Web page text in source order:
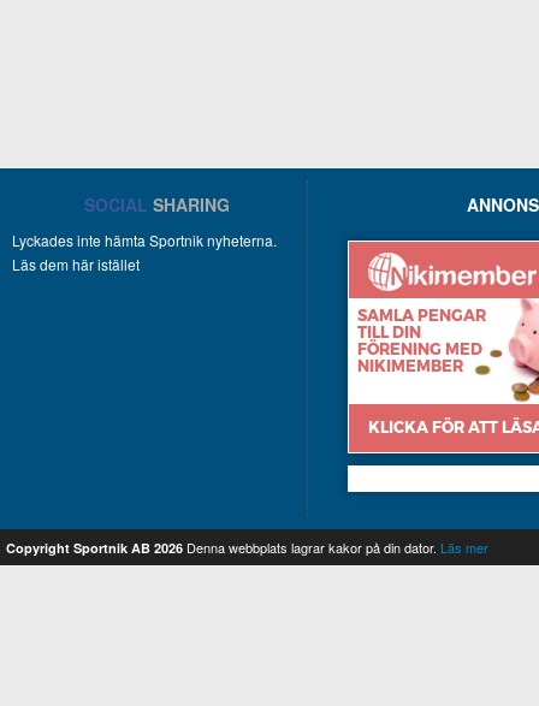
SOCIAL SHARING
Lyckades inte hämta Sportnik nyheterna.
Läs dem här istället
Copyright Sportnik AB 2026 Denna webbplats lagrar kakor på din dator. Läs mer